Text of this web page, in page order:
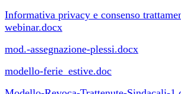
Informativa privacy e consenso
webinar.docx
mod.-assegnazione-plessi.docx
modello-ferie_estive.doc